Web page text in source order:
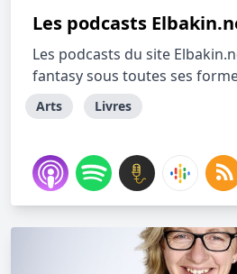
Les podcasts
Les podcasts du site
fantasy sous toutes ses
Arts Livres